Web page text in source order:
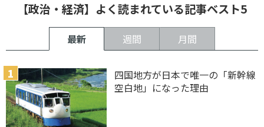
【政治・経済】よく読まれている記事ベスト5
最新 週間 月間
四国地方が日本で唯一の「新幹線
空白地」になった理由